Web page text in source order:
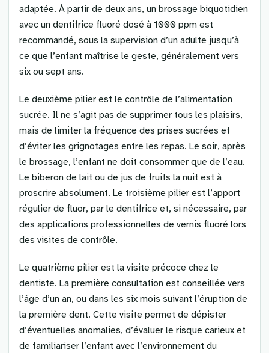
adaptée. À partir de deux ans, un brossage biquotidien
avec un dentifrice fluoré dosé à 1000 ppm est
recommandé, sous la supervision d’un adulte jusqu’à
ce que l’enfant maîtrise le geste, généralement vers
six ou sept ans.
Le deuxième pilier est le contrôle de l’alimentation
sucrée. Il ne s’agit pas de supprimer tous les plaisirs,
mais de limiter la fréquence des prises sucrées et
d’éviter les grignotages entre les repas. Le soir, après
le brossage, l’enfant ne doit consommer que de l’eau.
Le biberon de lait ou de jus de fruits la nuit est à
proscrire absolument. Le troisième pilier est l’apport
régulier de fluor, par le dentifrice et, si nécessaire, par
des applications professionnelles de vernis fluoré lors
des visites de contrôle.
Le quatrième pilier est la visite précoce chez le
dentiste. La première consultation est conseillée vers
l’âge d’un an, ou dans les six mois suivant l’éruption de
la première dent. Cette visite permet de dépister
d’éventuelles anomalies, d’évaluer le risque carieux et
de familiariser l’enfant avec l’environnement du